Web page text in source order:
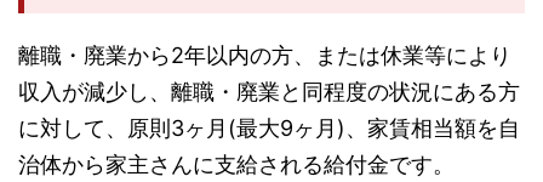
離職・廃業から2年以内の方、または休業等により
収入が減少し、離職・廃業と同程度の状況にある方
に対して、原則3ヶ月(最大9ヶ月)、家賃相当額を自
治体から家主さんに支給される給付金です。